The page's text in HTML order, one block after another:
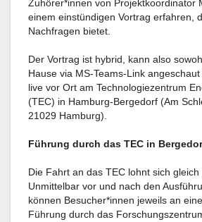
Zuhörer*innen von Projektkoordinator
einem einstündigen Vortrag erfahren,
Nachfragen bietet.
Der Vortrag ist hybrid, kann also
Hause via MS-Teams-Link
live vor Ort am Technologiezentrum
(TEC) in Hamburg-Bergedorf (Am
21029 Hamburg).
Führung durch das TEC in
Die Fahrt an das TEC lohnt sich gleich
Unmittelbar vor und nach den
können Besucher*innen jeweils an
Führung durch das